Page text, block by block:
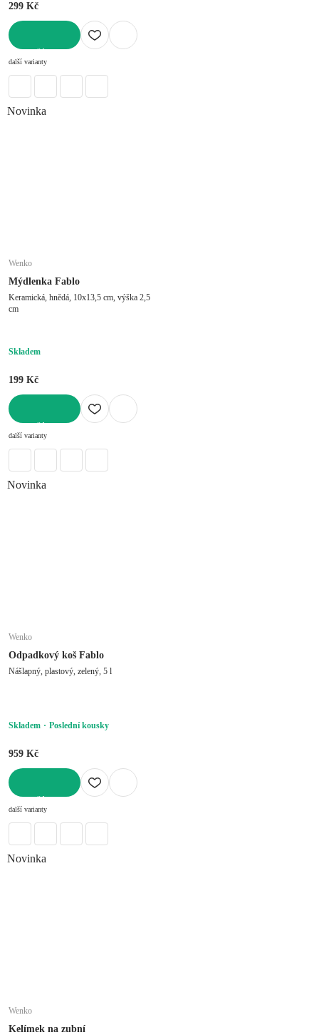
299 Kč
další varianty
Novinka
Wenko
Mýdlenka Fablo
Keramická, hnědá, 10x13,5 cm, výška 2,5
cm
Skladem
199 Kč
další varianty
Novinka
Wenko
Odpadkový koš Fablo
Nášlapný, plastový, zelený, 5 l
Skladem Poslední kousky
959 Kč
další varianty
Novinka
Wenko
Kelímek na zubní